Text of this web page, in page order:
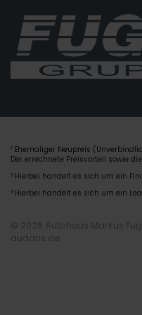
1 Ehemaliger Neupreis
Der errechnete Preisvorteil sowie
2 Hierbei handelt es sich um ein
3 Hierbei handelt es sich um ein
© 2026 Autohaus Markus
audaris.de